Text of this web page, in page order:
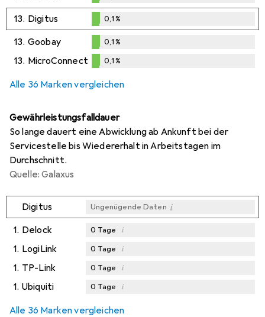
0,1%
13. Digitus
0,1%
0,1%
13. Goobay
%
0,1%
13. MicroConnect 0,1%
Alle 36 Marken vergleichen
Gewährleistungsfalldauer
So lange dauert eine Abwicklung ab Ankunft bei der
Servicestelle bis Wiedererhalt in Arbeitstagen im
Durchschnitt.
Quelle: Galaxus
Digitus Ungenügende Daten i
1. Delock 0 Tage i
1. LogiLink 0 Tage i
1. TP-Link 0 Tage i
1. Ubiquiti 0 Tage i
Alle 36 Marken vergleichen